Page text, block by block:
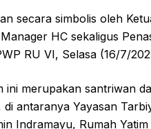
secara simbolis oleh
HC sekaligus
RU VI, Selasa (16/7/
ini merupakan santriwan
antaranya Yayasan
Indramayu, Rumah